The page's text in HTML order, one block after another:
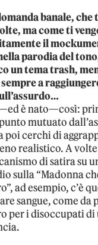
banale, che
ma come ti
il
parodia del
un tema trash,
a
è nato—così:
mutuato
poi cerchi di
realistico. A
di satira su
sulla “Madonna
ad esempio, c’è
sangue, come da
per i disoccupati di